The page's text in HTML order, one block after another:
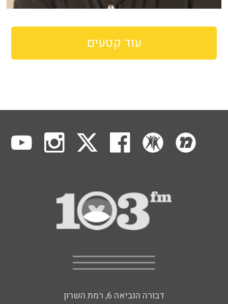
עוד קטעים
דבורה הנביאה 6, רמת השרון